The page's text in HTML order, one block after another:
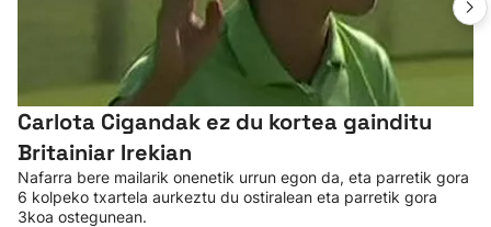
Carlota Cigandak ez du kortea gainditu
Britainiar Irekian
Nafarra bere mailarik onenetik urrun egon da, eta parretik gora
6 kolpeko txartela aurkeztu du ostiralean eta parretik gora
3koa ostegunean.